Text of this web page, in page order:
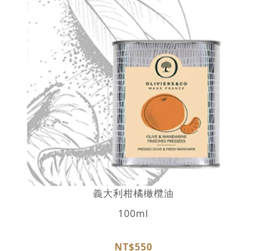
義大利柑橘橄欖油
100ml
NT$550